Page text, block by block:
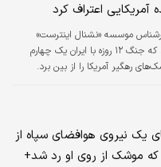
آمریکایی اعتراف کرد
موسسه «نشنال اینترست»
هشدار داد که جنگ ۱۲ روزه با ایران یک چهارم
رهگیر آمریکا را از بین برد.
یک نیروی هوافضای سپاه از
موشک از روی او رد شد+